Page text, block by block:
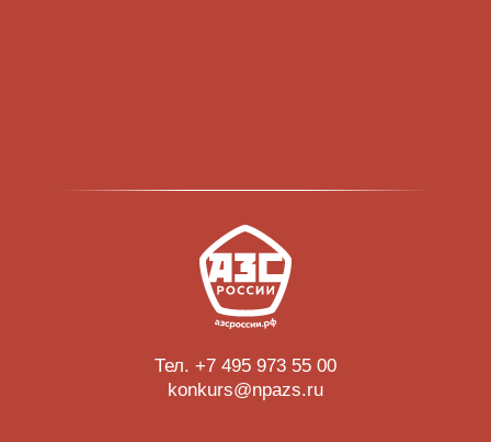
Тел. +7 495 973 55 00
konkurs@npazs.ru